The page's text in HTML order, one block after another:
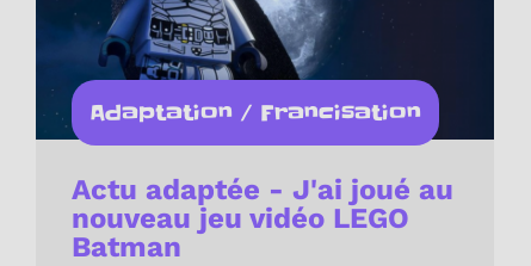
Adaptation / Francisation
Actu adaptée - J'ai joué au
nouveau jeu vidéo LEGO
Batman